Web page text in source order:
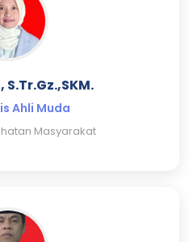
Ahli Muda
Masyarakat